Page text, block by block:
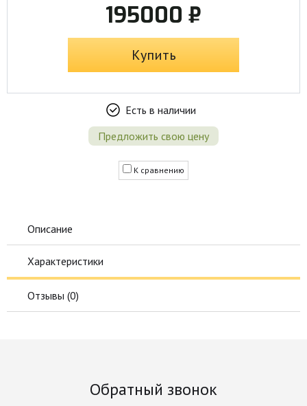
195000 ₽
Купить
Есть в наличии
Предложить свою цену
К сравнению
Описание
Характеристики
Отзывы (0)
Обратный звонок